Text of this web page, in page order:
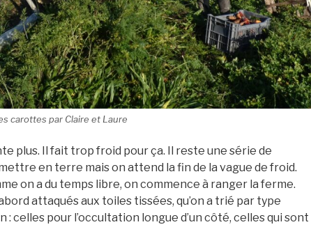
carottes par Claire et Laure
plus. Il fait trop froid pour ça. Il reste une série de
en terre mais on attend la fin de la vague de froid.
on a du temps libre, on commence à ranger la ferme.
attaqués aux toiles tissées, qu’on a trié par type
: celles pour l’occultation longue d’un côté, celles qui sont